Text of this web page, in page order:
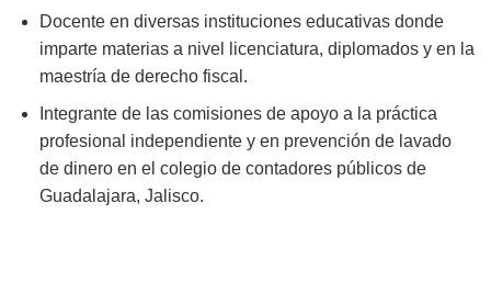
Docente en diversas instituciones educativas donde
imparte materias a nivel licenciatura, diplomados y en la
maestría de derecho fiscal.
Integrante de las comisiones de apoyo a la práctica
profesional independiente y en prevención de lavado
de dinero en el colegio de contadores públicos de
Guadalajara, Jalisco.